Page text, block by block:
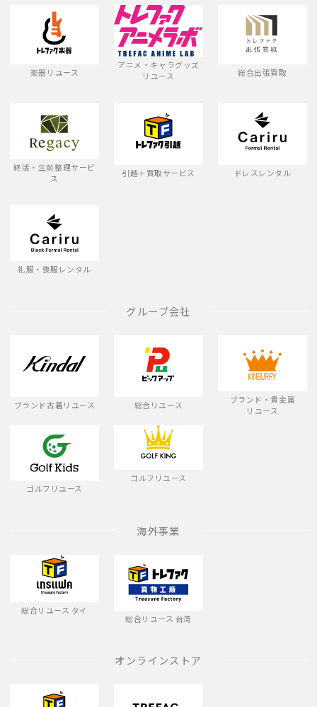
楽器リユース
アニメ・キャラグッズ
リユース
総合出張買取
終活・生前整理サービ
ス
引越＋買取サービス ドレスレンタル
礼服・喪服レンタル
グループ会社
ブランド古着リユース 総合リユース
ブランド・貴金属
リユース
ゴルフリユース
ゴルフリユース
海外事業
総合リユース タイ
総合リユース 台湾
オンラインストア